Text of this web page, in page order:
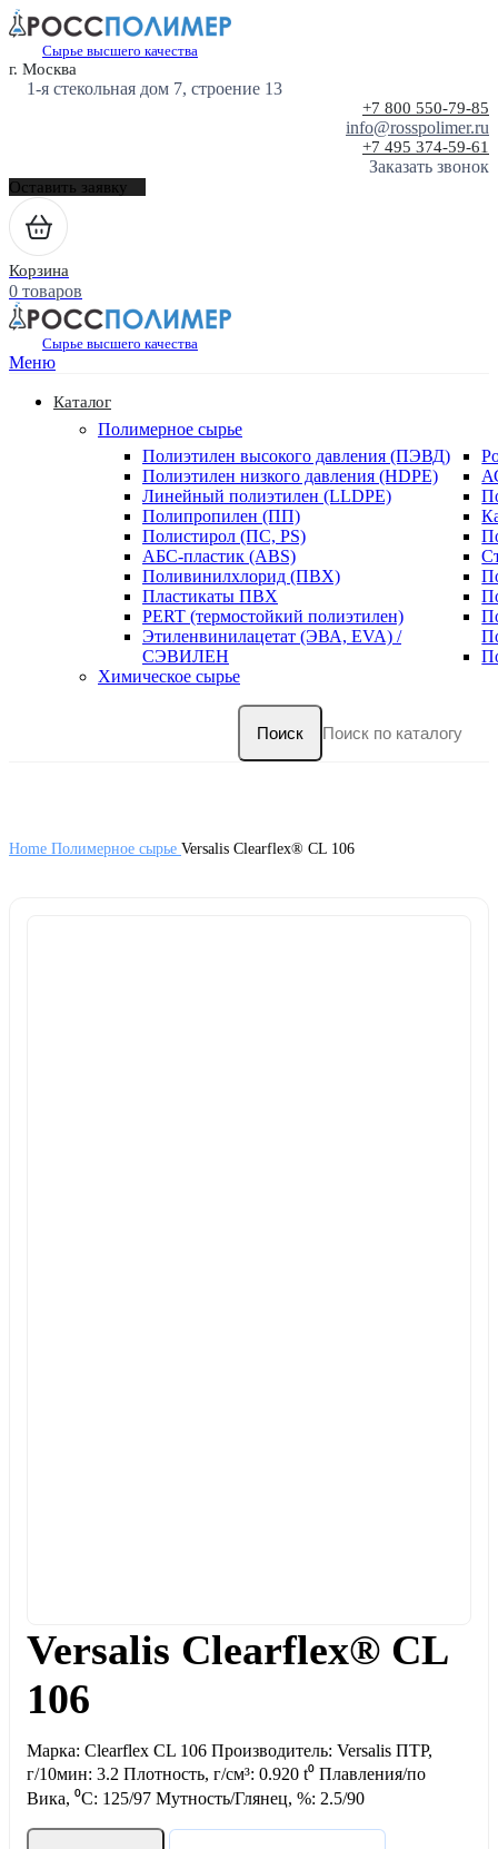
Сырье высшего качества
г. Москва
1-я стекольная дом 7, строение 13
+7 800 550-79-85
info@rosspolimer.ru
+7 495 374-59-61
Заказать звонок
Оставить заявку
Корзина
0 товаров
Сырье высшего качества
Меню
Каталог
Полимерное сырье
Полиэтилен высокого давления (ПЭВД)
Полиэтилен низкого давления (HDPE)
Линейный полиэтилен (LLDPE)
Полипропилен (ПП)
Полистирол (ПС, PS)
АБС-пластик (ABS)
Поливинилхлорид (ПВХ)
Пластикаты ПВХ
PERT (термостойкий полиэтилен)
Этиленвинилацетат (ЭВА, EVA) /
СЭВИЛЕН
Химическое сырье
Поиск
Home Полимерное сырье Versalis Clearflex® CL 106
Versalis Clearflex® CL
106
Марка: Clearflex CL 106 Производитель: Versalis ПТР,
г/10мин: 3.2 Плотность, г/см³: 0.920 t⁰ Плавления/по
Вика, ⁰С: 125/97 Мутность/Глянец, %: 2.5/90